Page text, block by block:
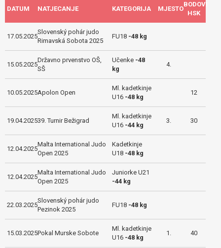
DATUM NATJECANJE KATEGORIJA MJESTO
BODOVI
HSK
17.05.2025
Slovenský pohár judo
Rimavská Sobota 2025
FU18 -48 kg
15.05.2025
Državno prvenstvo OŠ,
SŠ
Učenke -48
kg
4.
10.05.2025Apolon Open
Ml. kadetkinje
U16 -48 kg
12
19.04.202539. Turnir Bežigrad
Ml. kadetkinje
U16 -44 kg
3. 30
12.04.2025
Malta International Judo
Open 2025
Kadetkinje
U18 -48 kg
12.04.2025
Malta International Judo
Open 2025
Juniorke U21
-44 kg
22.03.2025
Slovenský pohár judo
Pezinok 2025
FU18 -48 kg
15.03.2025Pokal Murske Sobote
Ml. kadetkinje
U16 -48 kg
1. 40